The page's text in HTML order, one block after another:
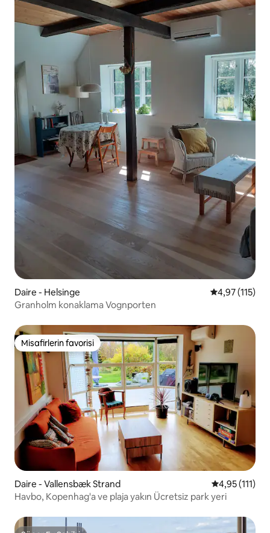
Daire - Helsinge 5 üzerinden
4,97 (115)
Granholm konaklama Vognporten
Misafirlerin favorisi
Misafirlerin favorisi
Daire - Vallensbæk Strand 5 üzerinden
4,95 (111)
Havbo, Kopenhag'a ve plaja yakın Ücretsiz park yeri